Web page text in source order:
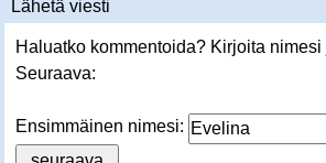
Lähetä viesti
Haluatko kommentoida? Kirjoita
Seuraava:
Ensimmäinen nimesi: